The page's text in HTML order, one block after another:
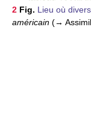
2 Fig. Lieu où
américain (→